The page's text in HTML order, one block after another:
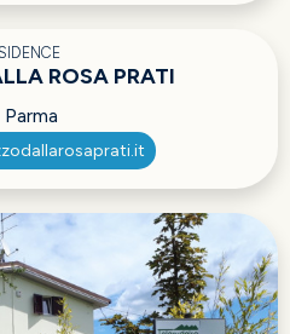
ROSA PRATI
Parma